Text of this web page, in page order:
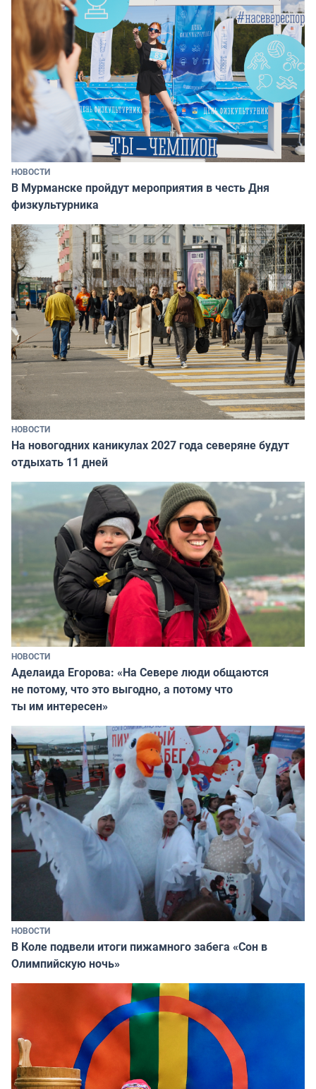
НОВОСТИ
В Мурманске пройдут мероприятия в честь Дня
физкультурника
НОВОСТИ
На новогодних каникулах 2027 года северяне будут
отдыхать 11 дней
НОВОСТИ
Аделаида Егорова: «На Севере люди общаются
не потому, что это выгодно, а потому что
ты им интересен»
НОВОСТИ
В Коле подвели итоги пижамного забега «Сон в
Олимпийскую ночь»